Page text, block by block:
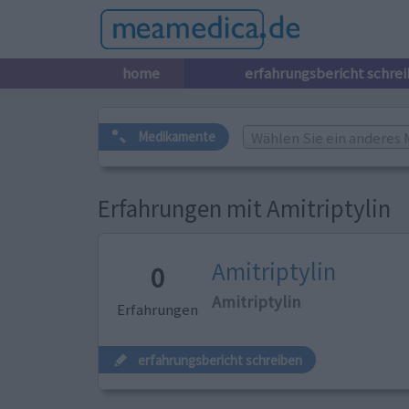
home erfahrungsbericht
Medikamente Wählen Sie ein anderes
Erfahrungen mit Amitriptylin
0
Erfahrungen
Amitriptylin
Amitriptylin
erfahrungsbericht schreiben